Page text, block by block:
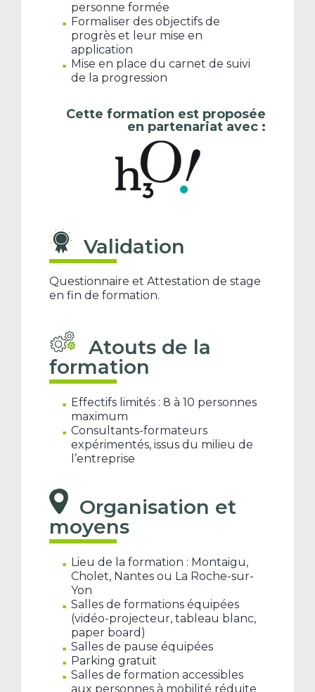
personne formée
Formaliser des objectifs de
progrès et leur mise en
application
Mise en place du carnet de suivi
de la progression
Cette formation est proposée
en partenariat avec :
Validation
Questionnaire et Attestation de stage
en fin de formation.
Atouts de la
formation
Effectifs limités : 8 à 10 personnes
maximum
Consultants-formateurs
expérimentés, issus du milieu de
l’entreprise
Organisation et
moyens
Lieu de la formation : Montaigu,
Cholet, Nantes ou La Roche-sur-
Yon
Salles de formations équipées
(vidéo-projecteur, tableau blanc,
paper board)
Salles de pause équipées
Parking gratuit
Salles de formation accessibles
aux personnes à mobilité réduite